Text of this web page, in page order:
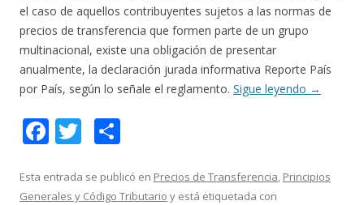
el caso de aquellos contribuyentes sujetos a las normas de
precios de transferencia que formen parte de un grupo
multinacional, existe una obligación de presentar
anualmente, la declaración jurada informativa Reporte País
por País, según lo señale el reglamento. Sigue leyendo →
F
e
T
itt m
Esta entrada se publicó en Precios de Transferencia, Principios
Generales y Código Tributario y está etiquetada con